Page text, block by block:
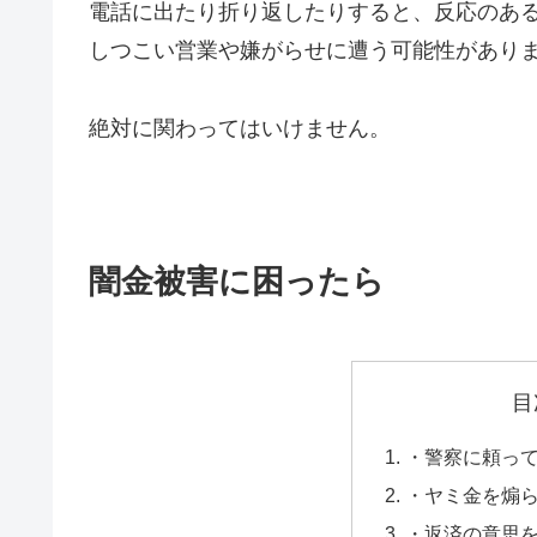
電話に出たり折り返したりすると、反応のあ
しつこい営業や嫌がらせに遭う可能性があり
絶対に関わってはいけません。
闇金被害に困ったら
・警察に頼っ
・ヤミ金を煽